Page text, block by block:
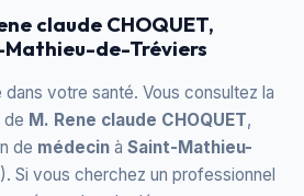
claude CHOQUET,
de-Tréviers
votre santé. Vous consultez la
de M. Rene claude CHOQUET,
de médecin à Saint-Mathieu-
Si vous cherchez un professionnel